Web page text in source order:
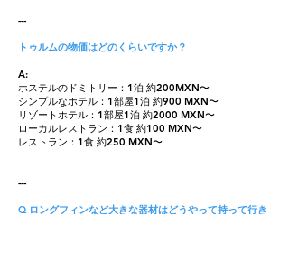
---
トゥルムの物価はどのくらいですか？
A:
ホステルのドミトリー ：1泊 約200MXN〜
シンプルなホテル：1部屋1泊 約900 MXN〜
リゾートホテル：1部屋1泊 約2000 MXN〜
ローカルレストラン：1食 約100 MXN〜
レストラン：1食 約250 MXN〜
---
Q ロングフィンなど大きな器材はどうやって持って行き